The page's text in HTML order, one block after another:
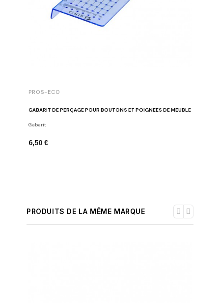
PROS-ECO
GABARIT DE PERÇAGE POUR BOUTONS ET POIGNÉES DE MEUBLE
Gabarit
6,50 €
PRODUITS DE LA MÊME MARQUE